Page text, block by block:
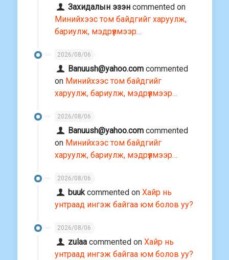
Захидалын эзэн commented on
Минийхээс том байдгийг харуулж,
бариулж, мэдрүүлмээр…
2026/08/06
Banuush@yahoo.com commented
on Минийхээс том байдгийг
харуулж, бариулж, мэдрүүлмээр…
2026/08/06
Banuush@yahoo.com commented
on Минийхээс том байдгийг
харуулж, бариулж, мэдрүүлмээр…
2026/08/06
buukcommented onХайр нь
унтраад ингэж байгаа юм болов уу?
2026/08/06
zulaa commented onХайр нь
унтраад ингэж байгаа юм болов уу?